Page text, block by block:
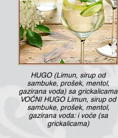
HUGO (Limun, sirup od
sambuke, prošek, mentol,
gazirana voda) sa grickalicama
VOĆNI HUGO Limun, sirup od
sambuke, prošek, mentol,
gazirana voda: i voće (sa
grickalicama)